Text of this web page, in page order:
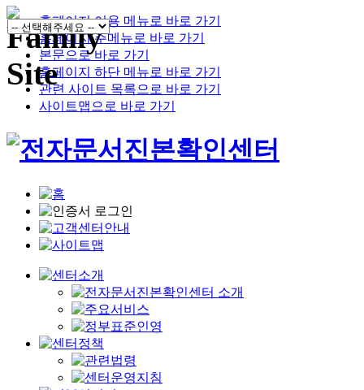
홈페이지 이용 메뉴로 바로 가기
홈페이지 주메뉴로 바로 가기
본문으로 바로 가기
홈페이지 하단 메뉴로 바로 가기
관련 사이트 목록으로 바로 가기
사이트맵으로 바로 가기